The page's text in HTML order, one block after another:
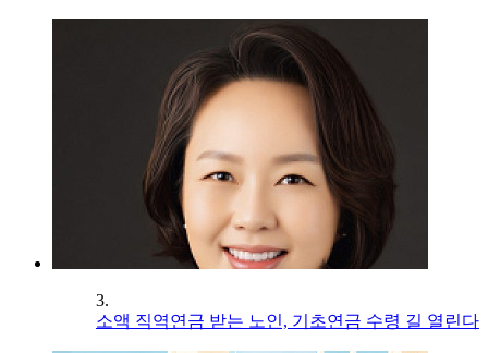
3.
소액 직역연금 받는 노인, 기초연금 수령 길 열린다